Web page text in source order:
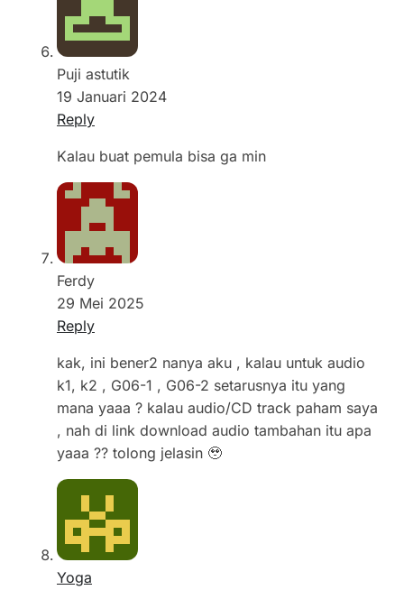
Puji astutik
19 Januari 2024
Reply
Kalau buat pemula bisa ga min
Ferdy
29 Mei 2025
Reply
kak, ini bener2 nanya aku , kalau untuk audio
k1, k2 , G06-1 , G06-2 setarusnya itu yang
mana yaaa ? kalau audio/CD track paham saya
, nah di link download audio tambahan itu apa
yaaa ?? tolong jelasin 🥹
Yoga